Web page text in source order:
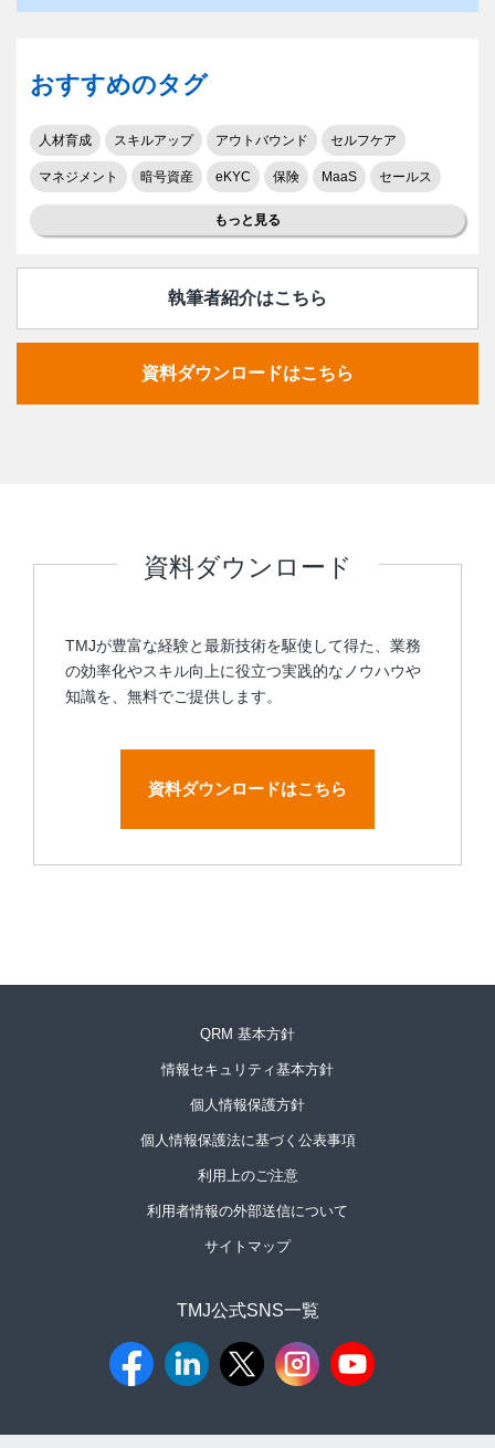
おすすめのタグ
人材育成 スキルアップ アウトバウンド セルフケア
マネジメント 暗号資産 eKYC 保険 MaaS セールス
もっと見る
執筆者紹介はこちら
資料ダウンロードはこちら
資料ダウンロード
TMJが豊富な経験と最新技術を駆使して得た、業務
の効率化やスキル向上に役立つ実践的なノウハウや
知識を、無料でご提供します。
資料ダウンロードはこちら
QRM 基本方針
情報セキュリティ基本方針
個人情報保護方針
個人情報保護法に基づく公表事項
利用上のご注意
利用者情報の外部送信について
サイトマップ
TMJ公式SNS一覧​